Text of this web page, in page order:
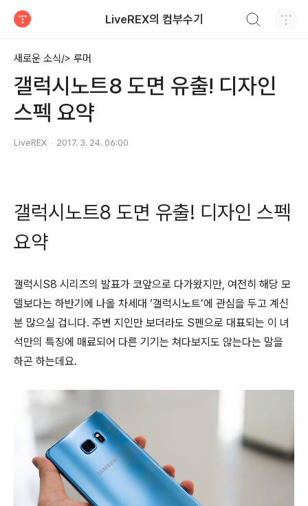
LiveREX의 컴부수기
새로운 소식/> 루머
갤럭시노트8 도면 유출! 디자인
스펙 요약
LiveREX 2017. 3. 24. 06:00
갤럭시노트8 도면 유출! 디자인 스펙
요약
갤럭시S8 시리즈의 발표가 코앞으로 다가왔지만, 여전히 해당 모
델보다는 하반기에 나올 차세대 ‘갤럭시노트’에 관심을 두고 계신
분 많으실 겁니다. 주변 지인만 보더라도 S펜으로 대표되는 이 녀
석만의 특징에 매료되어 다른 기기는 쳐다보지도 않는다는 말을
하곤 하는데요.